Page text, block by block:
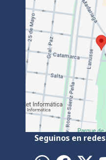
Seguinos en redes